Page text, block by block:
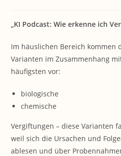
„KI Podcast: Wie erkenne ich
Im häuslichen Bereich kommen
Varianten im Zusammenhang
häufigsten vor:
biologische
chemische
Vergiftungen – diese Varianten
weil sich die Ursachen und
ablesen und über